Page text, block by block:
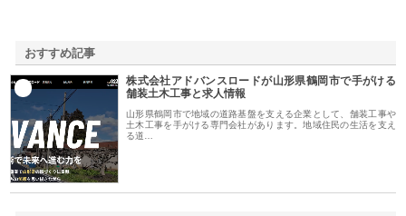
おすすめ記事
株式会社アドバンスロードが山形県鶴岡市で手がける
舗装土木工事と求人情報
山形県鶴岡市で地域の道路基盤を支える企業として、舗装工事や
土木工事を手がける専門会社があります。地域住民の生活を支え
る道…